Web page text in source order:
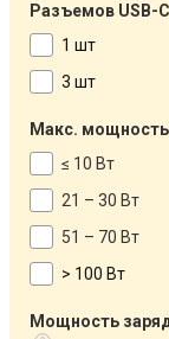
Разъемов USB-C
1 шт
3 шт
Макс. мощность
≤ 10 Вт
21 – 30 Вт
51 – 70 Вт
> 100 Вт
Мощность